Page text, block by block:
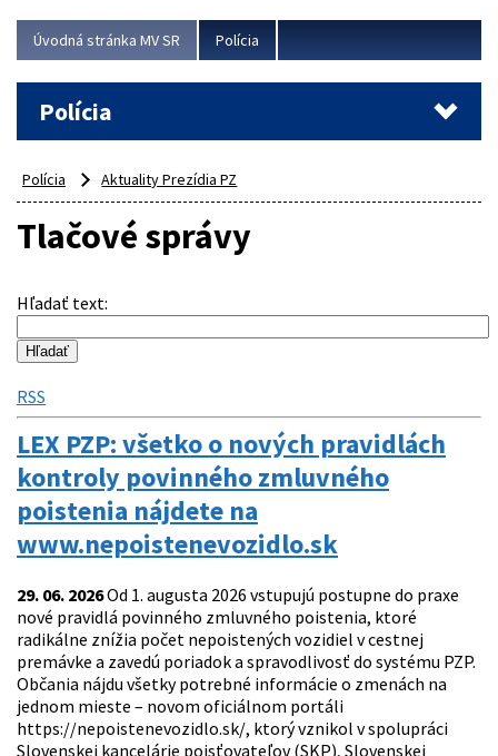
Úvodná stránka MV SR Polícia
Polícia
Polícia Aktuality Prezídia PZ
Tlačové správy
Hľadať text:
RSS
LEX PZP: všetko o nových pravidlách
kontroly povinného zmluvného
poistenia nájdete na
www.nepoistenevozidlo.sk
29. 06. 2026Od 1. augusta 2026 vstupujú postupne do praxe
nové pravidlá povinného zmluvného poistenia, ktoré
radikálne znížia počet nepoistených vozidiel v cestnej
premávke a zavedú poriadok a spravodlivosť do systému PZP.
Občania nájdu všetky potrebné informácie o zmenách na
jednom mieste – novom oficiálnom portáli
https://nepoistenevozidlo.sk/, ktorý vznikol v spolupráci
Slovenskej kancelárie poisťovateľov (SKP), Slovenskej